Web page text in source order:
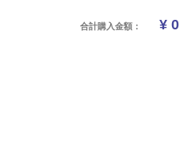
合計購入金額： ¥ 0